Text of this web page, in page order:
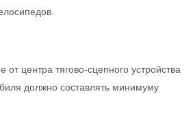
центра тягово-сцепного устройства
должно составлять минимуму